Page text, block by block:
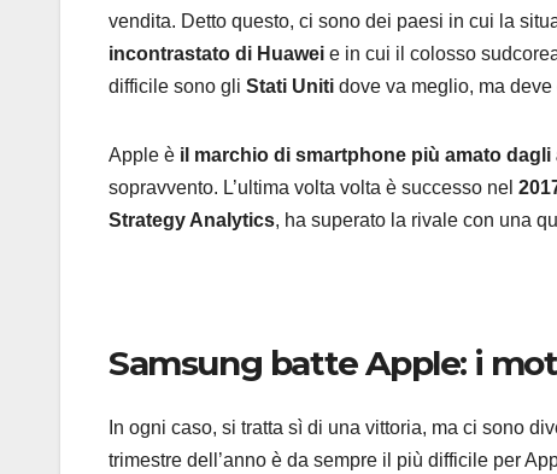
vendita. Detto questo, ci sono dei paesi in cui la
incontrastato di Huawei e in cui il colosso
difficile sono gli Stati Uniti dove va meglio, ma
Apple è il marchio di smartphone più amato dagli
sopravvento. L’ultima volta volta è successo nel
Strategy Analytics, ha superato la rivale con una
Samsung batte Apple: i
In ogni caso, si tratta sì di una vittoria, ma ci sono
trimestre dell’anno è da sempre il più difficile per